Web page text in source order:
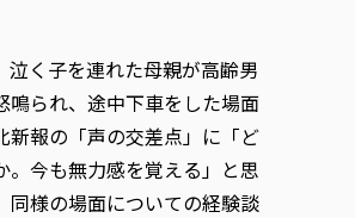
泣く子を連れた母親が高齢男
鳴られ、途中下車をした場面
新報の「声の交差点」に「ど
。今も無力感を覚える」と思
同様の場面についての経験談